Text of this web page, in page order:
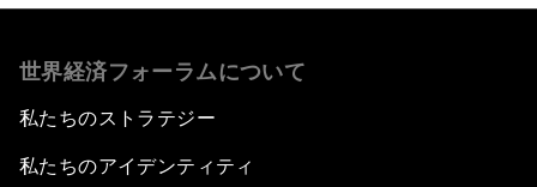
世界経済フォーラムについて
私たちのストラテジー
私たちのアイデンティティ